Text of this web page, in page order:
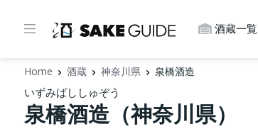
酒蔵一覧
Home 酒蔵 神奈川県 泉橋酒造
いずみばししゅぞう
泉橋酒造（神奈川県）